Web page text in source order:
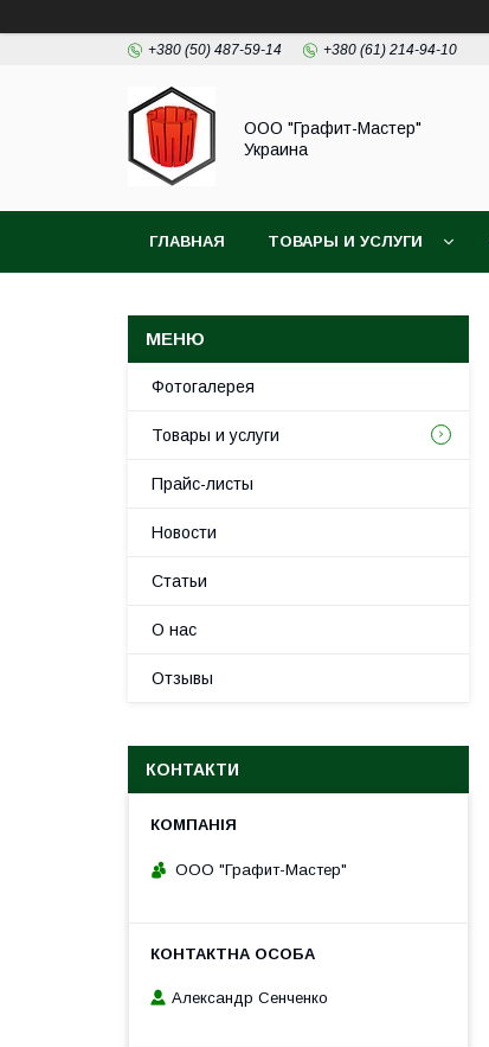
+380 (50) 487-59-14 +380 (61) 214-94-10
ООО "Графит-Мастер"
Украина
ГЛАВНАЯ ТОВАРЫ И УСЛУГИ
Фотогалерея
Товары и услуги
Прайс-листы
Новости
Статьи
О нас
Отзывы
КОНТАКТИ
ООО "Графит-Мастер"
Александр Сенченко